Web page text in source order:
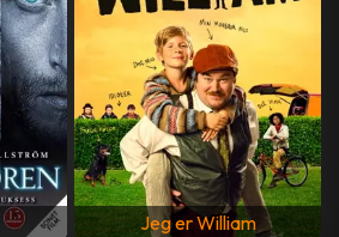
Jeg er William